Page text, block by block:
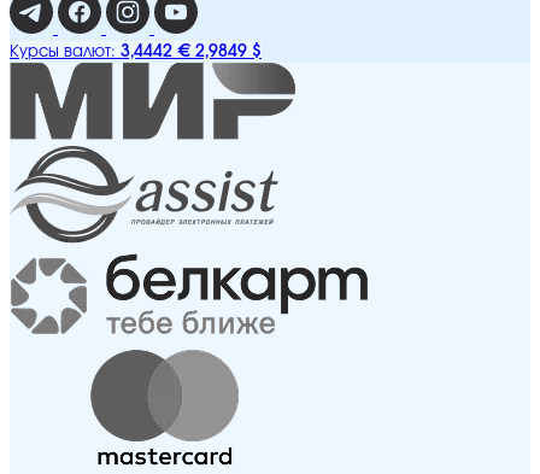
Курсы валют: 3,4442 € 2,9849 $